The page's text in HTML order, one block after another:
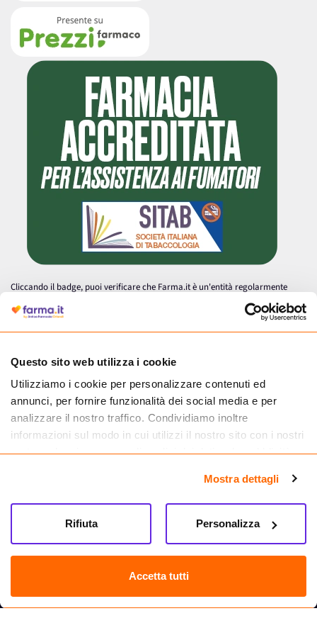
Questo sito web utilizza i cookie
Utilizziamo i cookie per personalizzare contenuti ed
annunci, per fornire funzionalità dei social media e per
analizzare il nostro traffico. Condividiamo inoltre
informazioni sul modo in cui utilizzi il nostro sito con i nostri
partner che si occupano di analisi dei dati web, pubblicità e
informazioni che hai fornito loro o che hanno raccolto dal
tuo utilizzo dei loro servizi.
Mostra dettagli
Accetta tutti
Personalizza
Rifiuta
Cliccando il badge, puoi verificare che Farma.it è un'entità regolarmente
autorizzata dal Ministero della Salute a effettuare la vendita online di
medicinali.
Farma.it S.a.s. P. IVA 07417261216 REA: NA-884088
CREDITS
Sede legale Via delle Repubbliche Marinare 128, 80147 Napoli